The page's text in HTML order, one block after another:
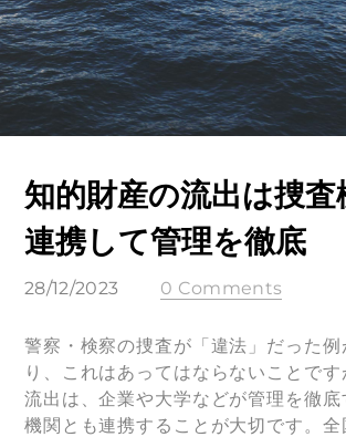
知的財産の流出は捜査
連携して管理を徹底
28/12/2023 0 Comments
警察・検察の捜査が「違法」だった
り、これはあってはならないことで
流出は、企業や大学などが管理を徹
機関とも連携することが大切です。